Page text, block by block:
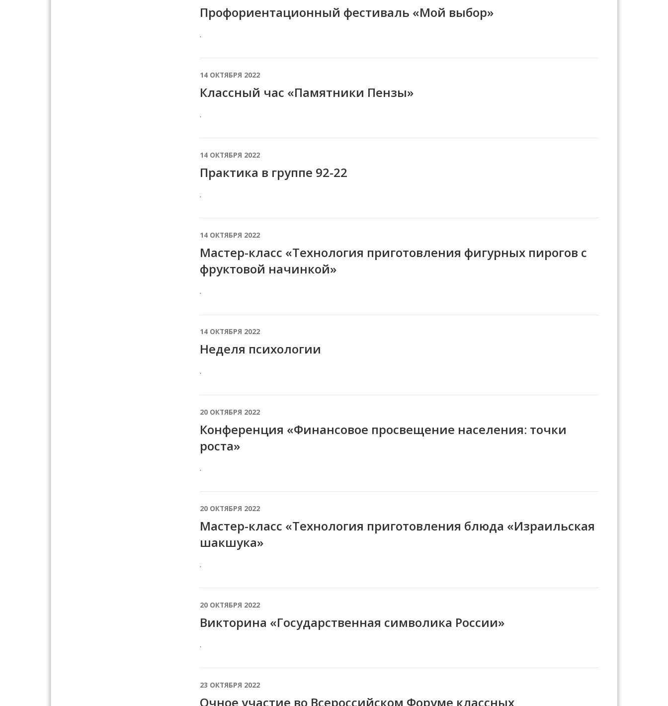
Профориентационный фестиваль «Мой выбор»
.
14 ОКТЯБРЯ 2022
Классный час «Памятники Пензы»
.
14 ОКТЯБРЯ 2022
Практика в группе 92-22
.
14 ОКТЯБРЯ 2022
Мастер-класс «Технология приготовления фигурных пирогов с
фруктовой начинкой»
.
14 ОКТЯБРЯ 2022
Неделя психологии
.
20 ОКТЯБРЯ 2022
Конференция «Финансовое просвещение населения: точки
роста»
.
20 ОКТЯБРЯ 2022
Мастер-класс «Технология приготовления блюда «Израильская
шакшука»
.
20 ОКТЯБРЯ 2022
Викторина «Государственная символика России»
.
23 ОКТЯБРЯ 2022
Очное участие во Всероссийском Форуме классных